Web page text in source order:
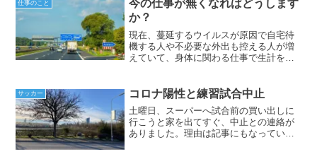
仕事のこと
今の仕事が無くなればどうします
か？
現在、蔓延するウイルスが原因で自宅待
機する人や不必要な外出も控える人が増
えていて、身体に関わる仕事で生計を立
肢を持つことについて紹介します。
サッカー コロナ陽性と練習試合中止
土曜日、スーパーへ試合前の買い出しに
行こうと家を出てすぐ、中止との連絡が
ありました。理由は記事にもなっている